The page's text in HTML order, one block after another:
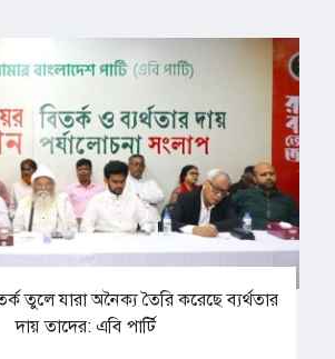
তুলে যারা অনৈক্য তৈরি করেছে ব্যর্থতার
দায় তাদের: এবি পার্টি